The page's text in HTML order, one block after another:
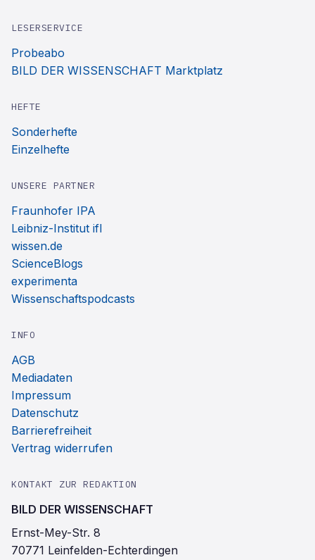
LESERSERVICE
Probeabo
BILD DER WISSENSCHAFT Marktplatz
HEFTE
Sonderhefte
Einzelhefte
UNSERE PARTNER
Fraunhofer IPA
Leibniz-Institut ifl
wissen.de
ScienceBlogs
experimenta
Wissenschaftspodcasts
INFO
AGB
Mediadaten
Impressum
Datenschutz
Barrierefreiheit
Vertrag widerrufen
KONTAKT ZUR REDAKTION
BILD DER WISSENSCHAFT
Ernst-Mey-Str. 8
70771 Leinfelden-Echterdingen